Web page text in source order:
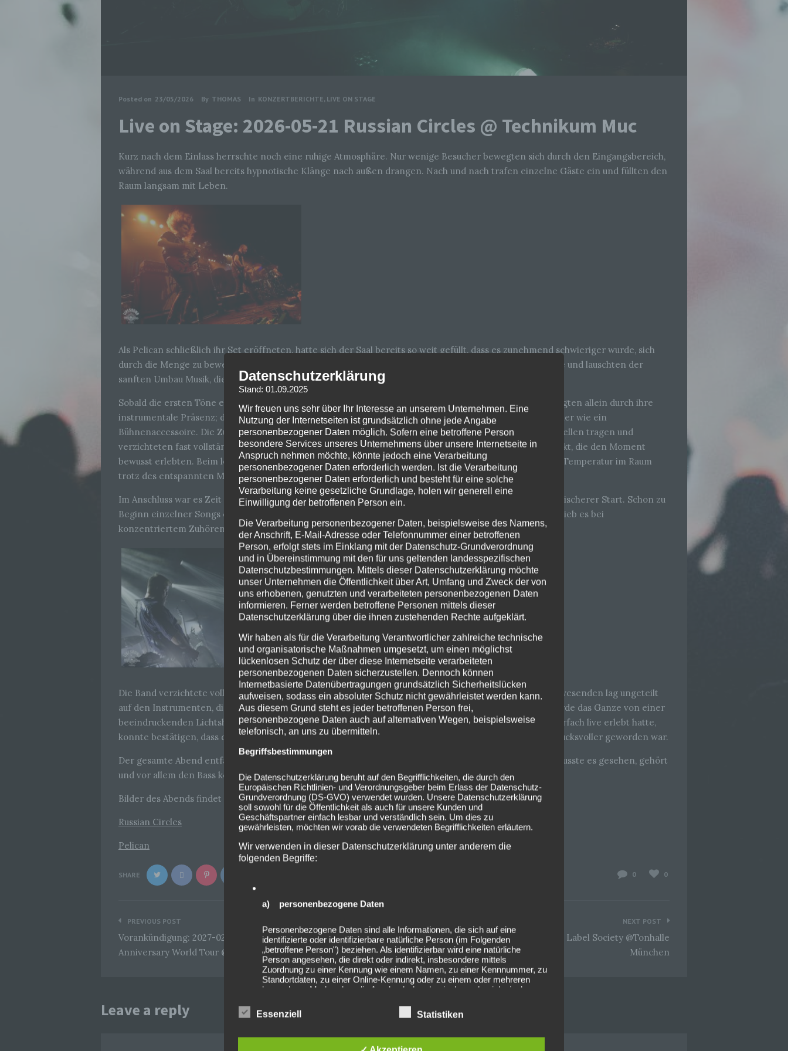
Posted on 23/05/2026 By THOMAS In KONZERTBERICHTE, LIVE ON STAGE
Live on Stage: 2026-05-21 Russian Circles @ Technikum Muc
Kurz nach dem Einlass herrschte noch eine ruhige Atmosphäre. Nur wenige Besucher bewegten sich durch den Eingangsbereich,
während aus dem Saal bereits hypnotische Klänge nach außen drangen. Nach und nach trafen einzelne Gäste ein und füllten den
Raum langsam mit Leben.
Als Pelican schließlich ihr Set eröffneten, hatte sich der Saal bereits so weit gefüllt, dass es zunehmend schwieriger wurde, sich
durch die Menge zu bewegen. Die Menschen richteten ihre erwartungsvollen Blicke auf die dunkle Bühne und lauschten der
sanften Umbau Musik, die die Spannung weiter steigerte.
Sobald die ersten Töne erklangen, zog die Band das Publikum unmittelbar in ihren Bann. Pelican überzeugten allein durch ihre
instrumentale Präsenz; das Mikrofon blieb bis auf wenige kurze Ansagen nahezu ungenutzt und wirkte eher wie ein
Bühnenaccessoire. Die Zuhörer bewegten sich aufmerksam im Takt, ließen sich von den rhythmischen Wellen tragen und
verzichteten fast vollständig darauf, ihre Handys zu zücken. Stattdessen standen Menschen im Mittelpunkt, die den Moment
bewusst erlebten. Beim letzten Stück ließen ruhige Basslinien den Auftritt sanft ausklingen, während die Temperatur im Raum
trotz des entspannten Mitwippens spürbar anstieg.
Im Anschluss war es Zeit für Russian Circles. Eine Person weniger auf der Bühne, dafür ein deutlich energischerer Start. Schon zu
Beginn einzelner Songs ertönten begeisterte „Wow“-Rufe aus dem Publikum, doch im weiteren Verlauf blieb es bei
konzentriertem Zuhören und gleichmäßigem Mitwippen.
Die Band verzichtete vollständig auf Ansagen – und brauchte sie auch nicht. Die Aufmerksamkeit aller Anwesenden lag ungeteilt
auf den Instrumenten, die den Raum mit einer dichten, kraftvollen Atmosphäre erfüllten. Unterstützt wurde das Ganze von einer
beeindruckenden Lichtshow, die die Dynamik der Musik perfekt unterstrich. Wer die Gruppe bereits mehrfach live erlebt hatte,
konnte bestätigen, dass die visuelle Inszenierung mit der wachsenden Popularität der Band immer eindrucksvoller geworden war.
Der gesamte Abend entfaltete sich zu einem Konzerterlebnis, das sich kaum in Worte fassen ließ. Man musste es gesehen, gehört
und vor allem den Bass körperlich gespürt haben, um die Intensität wirklich zu begreifen.
Bilder des Abends findet ihr wie immer in unsererGallery.
Russian Circles
Pelican
SHARE 0 0
Beitragsnavigation
PREVIOUS POST
Vorankündigung: 2027-02-02 Five Finger Death Punch – 20th
Anniversary World Tour @Olympiahalle München
NEXT POST
Vorankündigung : 2026-06-09 Black Label Society @Tonhalle
München
Leave a reply
Datenschutzerklärung
Stand: 01.09.2025
Wir freuen uns sehr über Ihr Interesse an unserem Unternehmen. Eine
Nutzung der Internetseiten ist grundsätzlich ohne jede Angabe
personenbezogener Daten möglich. Sofern eine betroffene Person
besondere Services unseres Unternehmens über unsere Internetseite in
Anspruch nehmen möchte, könnte jedoch eine Verarbeitung
personenbezogener Daten erforderlich werden. Ist die Verarbeitung
personenbezogener Daten erforderlich und besteht für eine solche
Verarbeitung keine gesetzliche Grundlage, holen wir generell eine
Einwilligung der betroffenen Person ein.
Die Verarbeitung personenbezogener Daten, beispielsweise des Namens,
der Anschrift, E-Mail-Adresse oder Telefonnummer einer betroffenen
Person, erfolgt stets im Einklang mit der Datenschutz-Grundverordnung
und in Übereinstimmung mit den für uns geltenden landesspezifischen
Datenschutzbestimmungen. Mittels dieser Datenschutzerklärung möchte
unser Unternehmen die Öffentlichkeit über Art, Umfang und Zweck der von
uns erhobenen, genutzten und verarbeiteten personenbezogenen Daten
informieren. Ferner werden betroffene Personen mittels dieser
Datenschutzerklärung über die ihnen zustehenden Rechte aufgeklärt.
Wir haben als für die Verarbeitung Verantwortlicher zahlreiche technische
und organisatorische Maßnahmen umgesetzt, um einen möglichst
lückenlosen Schutz der über diese Internetseite verarbeiteten
personenbezogenen Daten sicherzustellen. Dennoch können
Internetbasierte Datenübertragungen grundsätzlich Sicherheitslücken
aufweisen, sodass ein absoluter Schutz nicht gewährleistet werden kann.
Aus diesem Grund steht es jeder betroffenen Person frei,
personenbezogene Daten auch auf alternativen Wegen, beispielsweise
telefonisch, an uns zu übermitteln.
Begriffsbestimmungen
Die Datenschutzerklärung beruht auf den Begrifflichkeiten, die durch den
Europäischen Richtlinien- und Verordnungsgeber beim Erlass der Datenschutz-
Grundverordnung (DS-GVO) verwendet wurden. Unsere Datenschutzerklärung
soll sowohl für die Öffentlichkeit als auch für unsere Kunden und
Geschäftspartner einfach lesbar und verständlich sein. Um dies zu
gewährleisten, möchten wir vorab die verwendeten Begrifflichkeiten erläutern.
Wir verwenden in dieser Datenschutzerklärung unter anderem die
folgenden Begriffe:
a) personenbezogene Daten
Personenbezogene Daten sind alle Informationen, die sich auf eine
identifizierte oder identifizierbare natürliche Person (im Folgenden
„betroffene Person") beziehen. Als identifizierbar wird eine natürliche
Person angesehen, die direkt oder indirekt, insbesondere mittels
Zuordnung zu einer Kennung wie einem Namen, zu einer Kennnummer, zu
Standortdaten, zu einer Online-Kennung oder zu einem oder mehreren
besonderen Merkmalen, die Ausdruck der physischen, physiologischen,
Identität dieser natürlichen Person sind, identifiziert werden kann.
Essenziell Statistiken